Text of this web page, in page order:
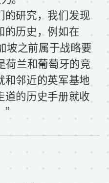
研究，我们发现
的历史，例如在
坡之前属于战略要
荷兰和葡萄牙的竞
和邻近的英军基地
道的历史手册就收
”